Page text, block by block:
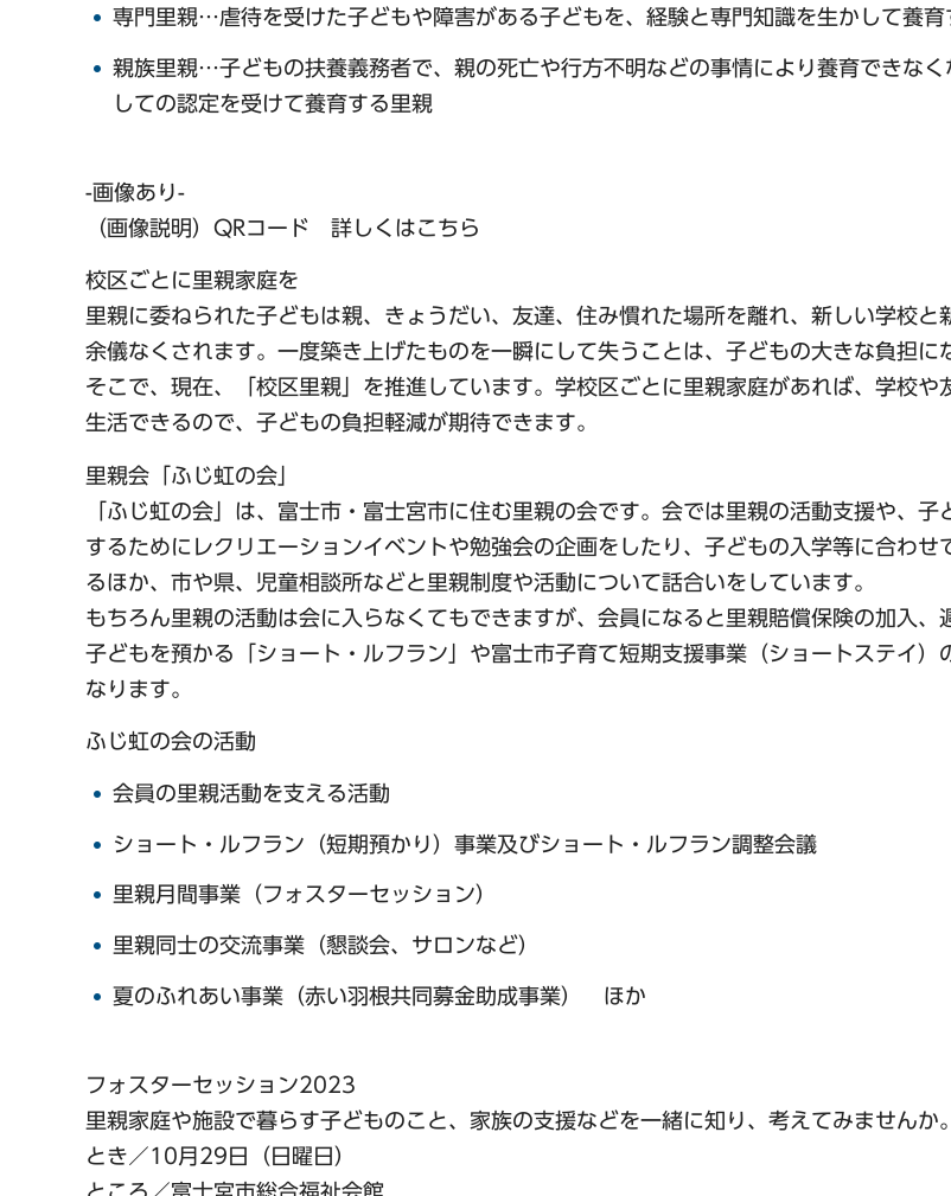
専門里親…虐待を受けた子どもや障害がある子どもを、経験と専門知識を生かして養育
親族里親…子どもの扶養義務者で、親の死亡や行方不明などの事情により養育できなく
しての認定を受けて養育する里親
-画像あり-
（画像説明）QRコード 詳しくはこちら
校区ごとに里親家庭を
里親に委ねられた子どもは親、きょうだい、友達、住み慣れた場所を離れ、新しい学校と
余儀なくされます。一度築き上げたものを一瞬にして失うことは、子どもの大きな負担に
そこで、現在、「校区里親」を推進しています。学校区ごとに里親家庭があれば、学校や
生活できるので、子どもの負担軽減が期待できます。
里親会「ふじ虹の会」
「ふじ虹の会」は、富士市・富士宮市に住む里親の会です。会では里親の活動支援や、子
するためにレクリエーションイベントや勉強会の企画をしたり、子どもの入学等に合わせ
るほか、市や県、児童相談所などと里親制度や活動について話合いをしています。
もちろん里親の活動は会に入らなくてもできますが、会員になると里親賠償保険の加入、
子どもを預かる「ショート・ルフラン」や富士市子育て短期支援事業（ショートステイ）
なります。
ふじ虹の会の活動
会員の里親活動を支える活動
ショート・ルフラン（短期預かり）事業及びショート・ルフラン調整会議
里親月間事業（フォスターセッション）
里親同士の交流事業（懇談会、サロンなど）
夏のふれあい事業（赤い羽根共同募金助成事業） ほか
フォスターセッション2023
里親家庭や施設で暮らす子どものこと、家族の支援などを一緒に知り、考えてみませんか。
とき／10月29日（日曜日）
ところ／富士宮市総合福祉会館